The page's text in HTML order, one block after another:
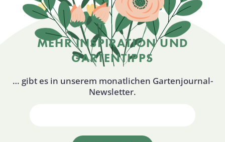
MEHR INSPIRATION UND
GARTENTIPPS
… gibt es in unserem monatlichen Gartenjournal-
Newsletter.